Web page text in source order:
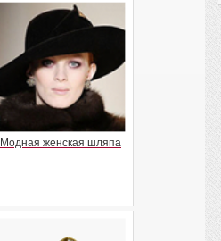
Модная женская шляпа